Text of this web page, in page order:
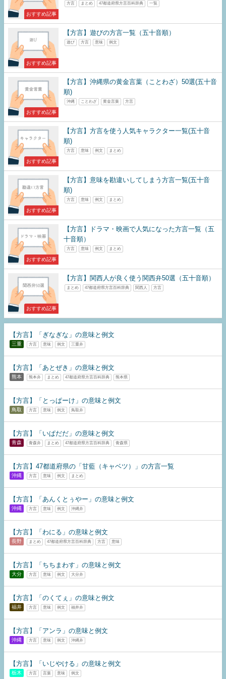
おすすめ記事
方言 まとめ 47都道府県方言百科辞典 一覧
おすすめ記事
【方言】遊びの方言一覧（五十音順）
遊び 方言 意味 例文
おすすめ記事
【方言】沖縄県の黄金言葉（ことわざ）50選(五十音
順)
沖縄 ことわざ 黄金言葉 方言
おすすめ記事
【方言】方言を使う人気キャラクター一覧(五十音
順)
方言 意味 例文 まとめ
おすすめ記事
【方言】意味を勘違いしてしまう方言一覧(五十音
順)
方言 意味 例文 まとめ
おすすめ記事
【方言】ドラマ・映画で人気になった方言一覧（五
十音順）
方言 意味 例文 まとめ
おすすめ記事
【方言】関西人が良く使う関西弁50選（五十音順）
まとめ 47都道府県方言百科辞典 関西人 方言
【方言】「ぎなぎな」の意味と例文
三重 方言 意味 例文 三重弁
【方言】「あとぜき」の意味と例文
熊本 熊本弁 まとめ 47都道府県方言百科辞典 熊本県
【方言】「とっぱーけ」の意味と例文
鳥取 方言 意味 例文 鳥取弁
【方言】「いぱだだ」の意味と例文
青森 青森弁 まとめ 47都道府県方言百科辞典 青森県
【方言】47都道府県の「甘藍（キャベツ）」の方言一覧
沖縄 方言 意味 例文 まとめ
【方言】「あんくとぅやー」の意味と例文
沖縄 方言 意味 例文 沖縄弁
【方言】「わにる」の意味と例文
長野 まとめ 47都道府県方言百科辞典 方言 意味
【方言】「ちちまわす」の意味と例文
大分 方言 意味 例文 大分弁
【方言】「のくてぇ」の意味と例文
福井 方言 意味 例文 福井弁
【方言】「アンラ」の意味と例文
沖縄 方言 意味 例文 沖縄弁
【方言】「いじやける」の意味と例文
栃木 方言 言葉 意味 例文